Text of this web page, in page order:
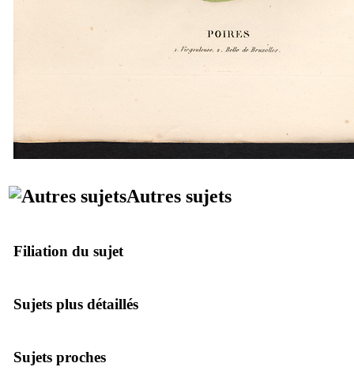
Autres sujets
Filiation du sujet
Sujets plus détaillés
Sujets proches